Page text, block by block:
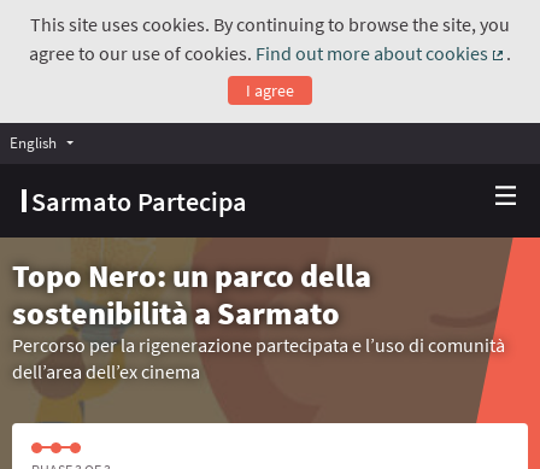
This site uses cookies. By continuing to browse the site, you
agree to our use of cookies. Find out more about cookies
.
I agree
Sarmato Partecipa
English Choose language
Topo Nero: un parco della
sostenibilità a Sarmato
Percorso per la rigenerazione partecipata e l’uso di comunità
dell’area dell’ex cinema